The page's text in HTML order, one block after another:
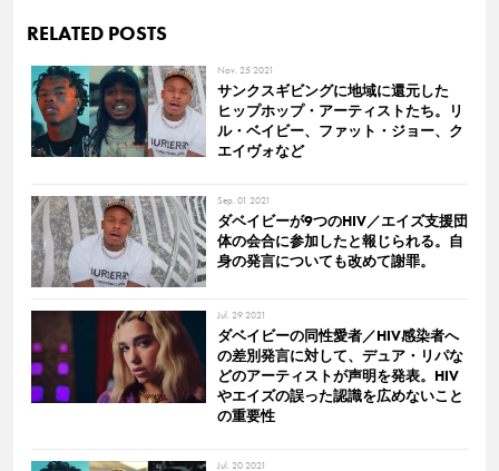
RELATED POSTS
Nov. 25 2021
サンクスギビングに地域に還元した
ヒップホップ・アーティストたち。リ
ル・ベイビー、ファット・ジョー、ク
エイヴォなど
Sep. 01 2021
ダベイビーが9つのHIV／エイズ支援団
体の会合に参加したと報じられる。自
身の発言についても改めて謝罪。
Jul. 29 2021
ダベイビーの同性愛者／HIV感染者へ
の差別発言に対して、デュア・リパな
どのアーティストが声明を発表。HIV
やエイズの誤った認識を広めないこと
の重要性
Jul. 20 2021